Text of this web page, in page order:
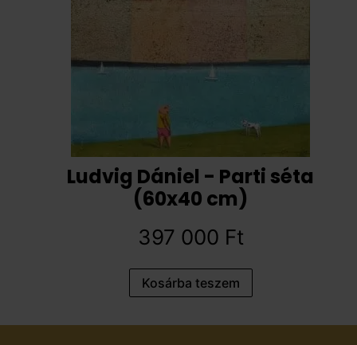
Ludvig Dániel - Parti séta
(60x40 cm)
397 000 Ft
Kosárba teszem